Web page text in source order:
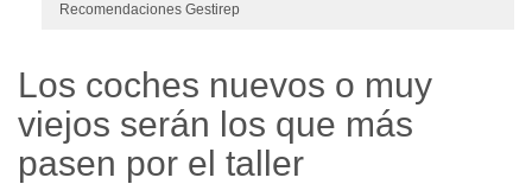
Recomendaciones Gestirep
Los coches nuevos o muy
viejos serán los que más
pasen por el taller